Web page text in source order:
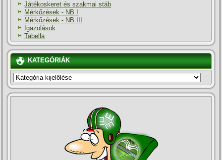
Játékoskeret és szakmai stáb
Mérkőzések - NB I
Mérkőzések - NB III
Igazolások
Tabella
KATEGÓRIÁK
KATEGÓRIÁK